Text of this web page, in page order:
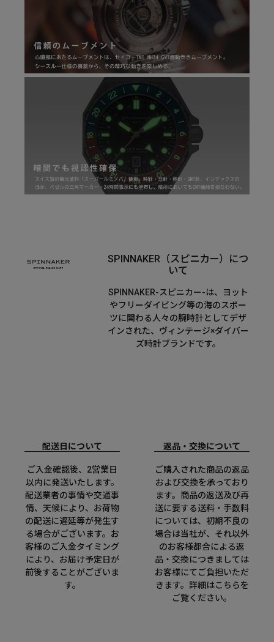
SPINNAKER（スピニカー）につ
いて
SPINNAKER-スピニカー-は、ヨット
やフリーダイビング等の海のスポー
ツに関わる人々の腕時計としてデザ
インされた、ヴィンテージ×ダイバー
ズ時計ブランドです。
配送日について
ご入金確認後、2営業日
以内に発送いたします。
配送業者の事情や交通事
情、天候により、お荷物
の配送に遅延等が発生す
る場合がございます。お
客様のご入金タイミング
により、お届け予定日が
前後することがございま
す。
返品・交換について
ご購入された商品の返品
および交換を承っており
ます。商品の返送及び再
送に要する送料・手数料
については、初期不良の
場合は当社が、それ以外
のお客様都合による返
品・交換につきましては
お客様にてご負担いただ
きます。詳細はこちらを
ご覧ください。